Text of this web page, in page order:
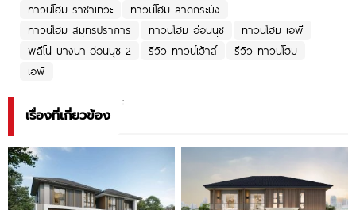
ทาวน์โฮม ราชาเทวะ
ทาวน์โฮม ลาดกระบัง
ทาวน์โฮม สมุทรปราการ
ทาวน์โฮม อ่อนนุช
ทาวน์โฮม เอพี
พลีโน่ บางนา-อ่อนนุช 2
รีวิว ทาวน์เฮ้าส์
รีวิว ทาวน์โฮม
เอพี
เรื่องที่เกี่ยวข้อง